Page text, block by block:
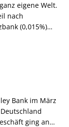
eigene Welt.
nach
(0,015%)
Bank im März
ging an